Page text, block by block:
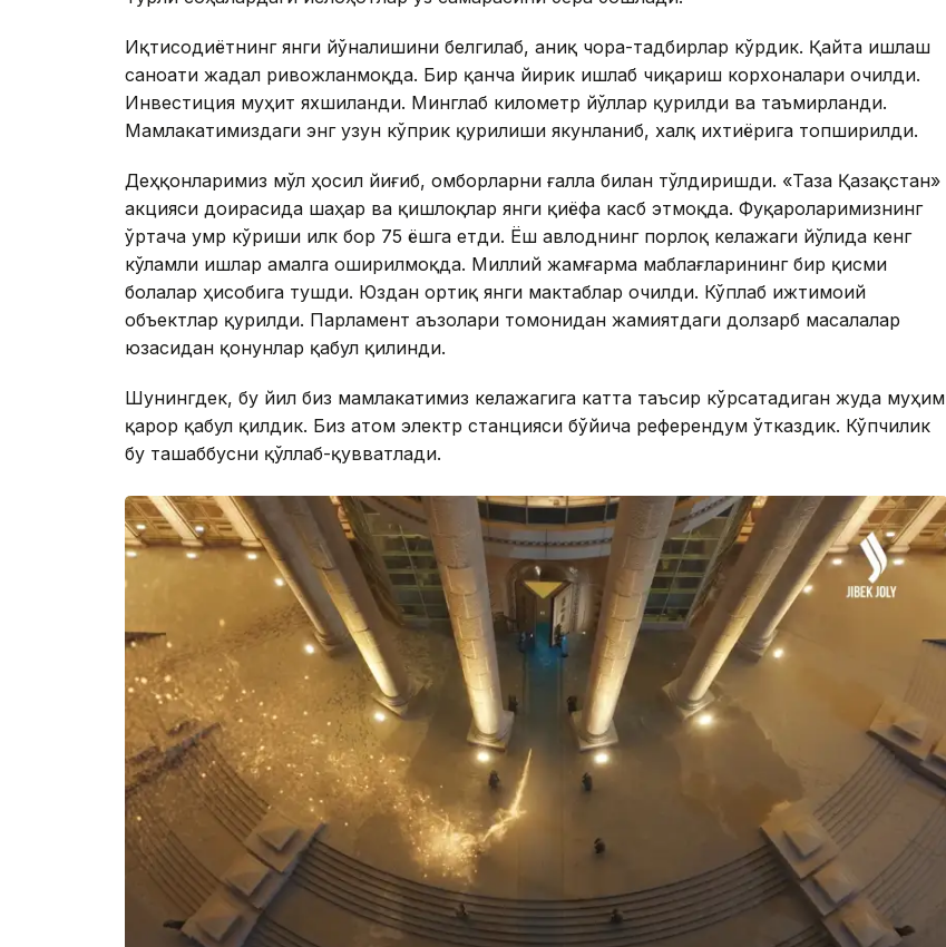
Иқтисодиётнинг янги йўналишини белгилаб, аниқ чора-тадбирлар кўрдик. Қайта ишлаш
саноати жадал ривожланмоқда. Бир қанча йирик ишлаб чиқариш корхоналари очилди.
Инвестиция муҳит яхшиланди. Минглаб километр йўллар қурилди ва таъмирланди.
Мамлакатимиздаги энг узун кўприк қурилиши якунланиб, халқ ихтиёрига топширилди.
Деҳқонларимиз мўл ҳосил йиғиб, омборларни ғалла билан тўлдиришди. «Таза Қазақстан»
акцияси доирасида шаҳар ва қишлоқлар янги қиёфа касб этмоқда. Фуқароларимизнинг
ўртача умр кўриши илк бор 75 ёшга етди. Ёш авлоднинг порлоқ келажаги йўлида кенг
кўламли ишлар амалга оширилмоқда. Миллий жамғарма маблағларининг бир қисми
болалар ҳисобига тушди. Юздан ортиқ янги мактаблар очилди. Кўплаб ижтимоий
объектлар қурилди. Парламент аъзолари томонидан жамиятдаги долзарб масалалар
юзасидан қонунлар қабул қилинди.
Шунингдек, бу йил биз мамлакатимиз келажагига катта таъсир кўрсатадиган жуда муҳим
қарор қабул қилдик. Биз атом электр станцияси бўйича референдум ўтказдик. Кўпчилик
бу ташаббусни қўллаб-қувватлади.